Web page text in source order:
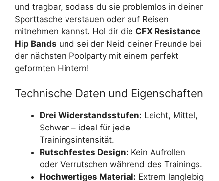
und tragbar, sodass du sie problemlos in deiner
Sporttasche verstauen oder auf Reisen
mitnehmen kannst. Hol dir die CFX Resistance
Hip Bands und sei der Neid deiner Freunde bei
der nächsten Poolparty mit einem perfekt
geformten Hintern!
Technische Daten und Eigenschaften
Drei Widerstandsstufen: Leicht, Mittel,
Schwer – ideal für jede
Trainingsintensität.
Rutschfestes Design: Kein Aufrollen
oder Verrutschen während des Trainings.
Hochwertiges Material: Extrem langlebig